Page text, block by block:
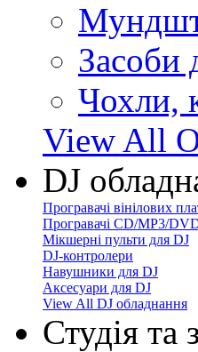
Засоби
Чохли,
View All
DJ
Програвачі вінілових
Програвачі CD/MP3/
Мікшерні пульти для DJ
DJ-контролери
Навушники для DJ
Аксесуари для DJ
View All DJ обладнання
Студія та